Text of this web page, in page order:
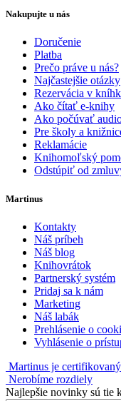
Nakupujte u nás
Doručenie
Platba
Prečo práve u nás?
Najčastejšie otázky
Rezervácia v
Ako čítať e-knihy
Ako počúvať
Pre školy a
Reklamácie
Knihomoľský
Odstúpiť od
Martinus
Kontakty
Náš príbeh
Náš blog
Knihovrátok
Partnerský systém
Pridaj sa k nám
Marketing
Náš labák
Prehlásenie o
Vyhlásenie o
Martinus je
Nerobíme rozdiely
Najlepšie novinky sú tie